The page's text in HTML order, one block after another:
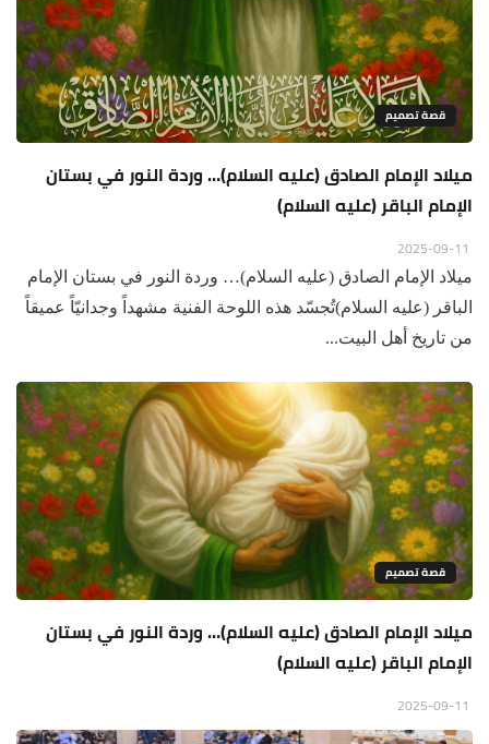
قصة تصميم
ميلاد الإمام الصادق (عليه السلام)… وردة النور في بستان
الإمام الباقر (عليه السلام)
ميلاد الإمام الصادق (عليه السلام)… وردة النور في بستان الإمام
الباقر (عليه السلام)تُجسّد هذه اللوحة الفنية مشهداً وجدانيّاً عميقاً
من تاريخ أهل البيت...
قصة تصميم
ميلاد الإمام الصادق (عليه السلام)… وردة النور في بستان
الإمام الباقر (عليه السلام)